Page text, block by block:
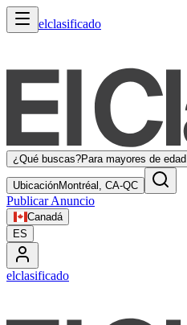
elclasificado
¿Qué buscas?Para mayores de edad
UbicaciónMontréal, CA-QC
Publicar Anuncio
Canadá
ES
elclasificado